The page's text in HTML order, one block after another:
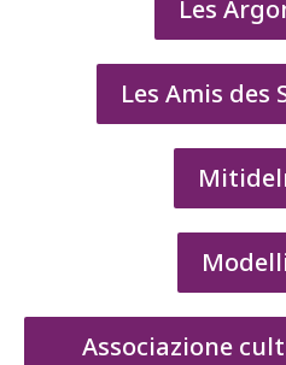
Les
Les Amis des
Associazione